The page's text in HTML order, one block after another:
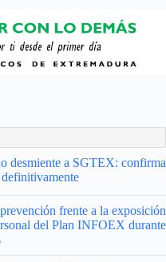
desmiente a SGTEX: confirma
frente a la exposición
del Plan INFOEX durante